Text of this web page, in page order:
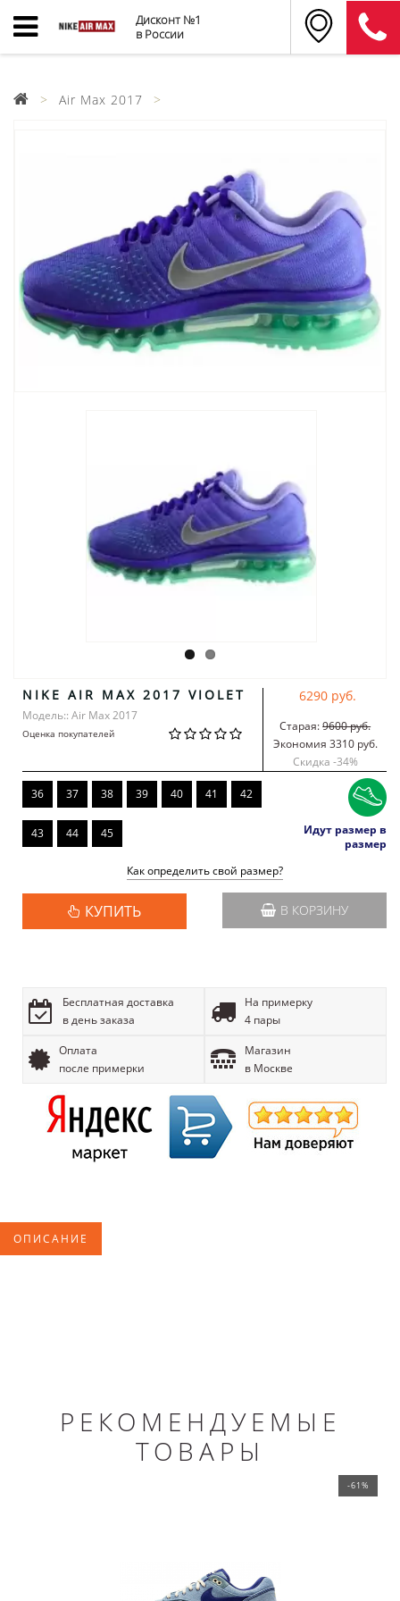
Дисконт №1
в России
Air Max 2017
NIKE AIR MAX 2017 VIOLET
Модель:: Air Max 2017
Оценка покупателей
6290 руб.
Старая:9600 руб.
Экономия 3310 руб.
Скидка -34%
36 37 38 39 40 41 42
43 44 45
Идут размер в
размер
Как определить свой размер?
КУПИТЬ В КОРЗИНУ
Бесплатная доставка
в день заказа
На примерку
4 пары
Оплата
после примерки
Магазин
в Москве
ОПИСАНИЕ
РЕКОМЕНДУЕМЫЕ
ТОВАРЫ
-61%